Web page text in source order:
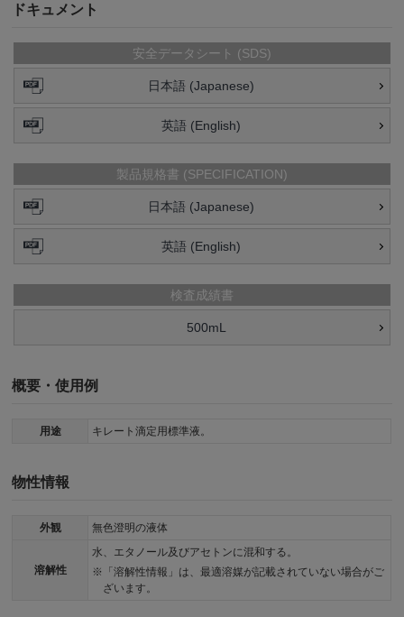
ドキュメント
安全データシート (SDS)
日本語 (Japanese)
英語 (English)
製品規格書 (SPECIFICATION)
日本語 (Japanese)
英語 (English)
検査成績書
500mL
概要・使用例
用途 キレート滴定用標準液。
物性情報
外観 無色澄明の液体
溶解性
水、エタノール及びアセトンに混和する。
「溶解性情報」は、最適溶媒が記載されていない場合がご
ざいます。